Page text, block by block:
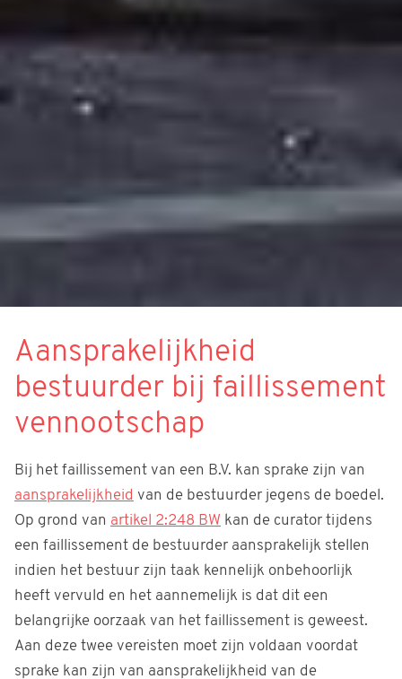
Aansprakelijkheid
bestuurder bij faillissement
vennootschap
Bij het faillissement van een B.V. kan sprake zijn van
aansprakelijkheid van de bestuurder jegens de boedel.
Op grond van artikel 2:248 BW kan de curator tijdens
een faillissement de bestuurder aansprakelijk stellen
indien het bestuur zijn taak kennelijk onbehoorlijk
heeft vervuld en het aannemelijk is dat dit een
belangrijke oorzaak van het faillissement is geweest.
Aan deze twee vereisten moet zijn voldaan voordat
sprake kan zijn van aansprakelijkheid van de